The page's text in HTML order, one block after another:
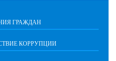
ГРАЖДАН
КОРРУПЦИИ